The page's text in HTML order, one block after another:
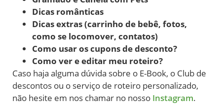
Dicas românticas
Dicas extras (carrinho de bebê, fotos,
como se locomover, contatos)
Como usar os cupons de desconto?
Como ver e editar meu roteiro?
Caso haja alguma dúvida sobre o E-Book, o Club de
descontos ou o serviço de roteiro personalizado,
não hesite em nos chamar no nosso Instagram.